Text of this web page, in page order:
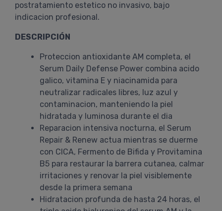
postratamiento estetico no invasivo, bajo
indicacion profesional.
DESCRIPCIÓN
Proteccion antioxidante AM completa, el
Serum Daily Defense Power combina acido
galico, vitamina E y niacinamida para
neutralizar radicales libres, luz azul y
contaminacion, manteniendo la piel
hidratada y luminosa durante el dia
Reparacion intensiva nocturna, el Serum
Repair & Renew actua mientras se duerme
con CICA, Fermento de Bifida y Provitamina
B5 para restaurar la barrera cutanea, calmar
irritaciones y renovar la piel visiblemente
desde la primera semana
Hidratacion profunda de hasta 24 horas, el